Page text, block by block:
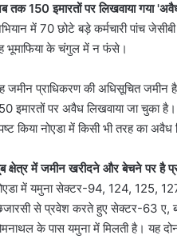
तक 150 इमारतों पर लिखवाया गया
में 70 छोटे बड़े कर्मचारी पांच
भूमाफिया के चंगुल में न फंसे।
जमीन प्राधिकरण की अधिसूचित जमीन
इमारतों पर अवैध लिखवाया जा चुका
किया नोएडा में किसी भी तरह का अवैध
क्षेत्र में जमीन खरीदने और बेचने पर है
में यमुना सेक्टर-94, 124, 125,
से प्रवेश करते हुए सेक्टर-63 ए,
के पास यमुना में मिलती है। यह